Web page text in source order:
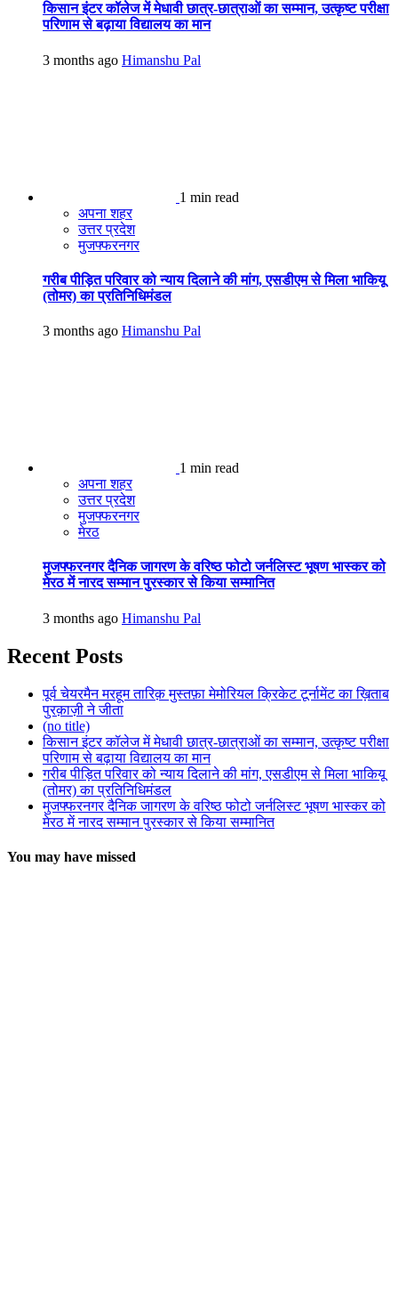
किसान इंटर कॉलेज में मेधावी छात्र-छात्राओं का सम्मान, उत्कृष्ट परीक्षा
परिणाम से बढ़ाया विद्यालय का मान
3 months ago Himanshu Pal
1 min read
अपना शहर
उत्तर प्रदेश
मुजफ्फरनगर
गरीब पीड़ित परिवार को न्याय दिलाने की मांग, एसडीएम से मिला भाकियू
(तोमर) का प्रतिनिधिमंडल
3 months ago Himanshu Pal
1 min read
अपना शहर
उत्तर प्रदेश
मुजफ्फरनगर
मेरठ
मुजफ्फरनगर दैनिक जागरण के वरिष्ठ फोटो जर्नलिस्ट भूषण भास्कर को
मेरठ में नारद सम्मान पुरस्कार से किया सम्मानित
3 months ago Himanshu Pal
Recent Posts
पूर्व चेयरमैन मरहूम तारिक़ मुस्तफ़ा मेमोरियल क्रिकेट टूर्नामेंट का ख़िताब
पुरक़ाज़ी ने जीता
(no title)
किसान इंटर कॉलेज में मेधावी छात्र-छात्राओं का सम्मान, उत्कृष्ट परीक्षा
परिणाम से बढ़ाया विद्यालय का मान
गरीब पीड़ित परिवार को न्याय दिलाने की मांग, एसडीएम से मिला भाकियू
(तोमर) का प्रतिनिधिमंडल
मुजफ्फरनगर दैनिक जागरण के वरिष्ठ फोटो जर्नलिस्ट भूषण भास्कर को
मेरठ में नारद सम्मान पुरस्कार से किया सम्मानित
You may have missed